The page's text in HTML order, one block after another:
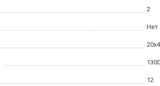
2
Нет
12